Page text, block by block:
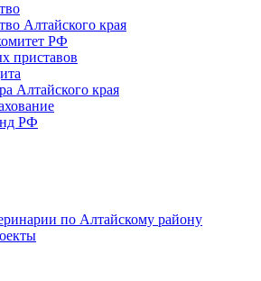
Алтайского края
РФ
приставов
Алтайского края
РФ
по Алтайскому району